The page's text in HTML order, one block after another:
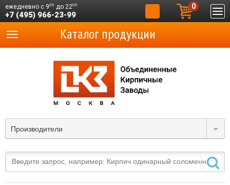
ежедневно с 900 до 2200
+7 (495) 966-23-99
0
Производители
Каталог продукции